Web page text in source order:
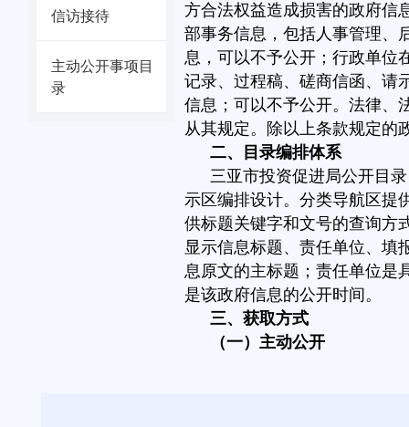
信访接待
主动公开事项目
录
方合法权益造成损害的政府信
部事务信息，包括人事管理、
息，可以不予公开；行政单位
记录、过程稿、磋商信函、请
信息；可以不予公开。法律、
从其规定。除以上条款规定的
二、目录编排体系
三亚市投资促进局公开目
示区编排设计。分类导航区提
供标题关键字和文号的查询方
显示信息标题、责任单位、填
息原文的主标题；责任单位是
是该政府信息的公开时间。
三、获取方式
（一）主动公开